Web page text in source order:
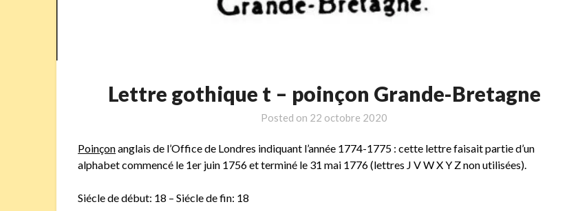
Lettre gothique t – poinçon Grande-Bretagne
Posted on 22 octobre 2020
Poinçonanglais de l’Office de Londres indiquant l’année 1774-1775 : cette lettre faisait partie d’un
alphabet commencé le 1er juin 1756 et terminé le 31 mai 1776 (lettres J V W X Y Z non utilisées).
Siécle de début: 18 – Siécle de fin: 18